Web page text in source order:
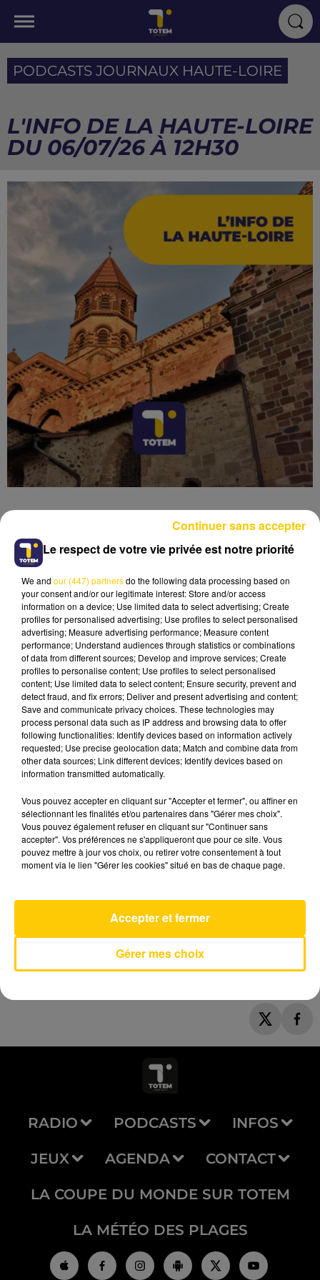
PODCASTS JOURNAUX HAUTE-LOIRE
L'INFO DE LA HAUTE-LOIRE
DU 06/07/26 À 12H30
6 juillet 2026 - 6 min 12 sec
L'INFO DE LA HAUTE-LOIRE DU
06/07/26 À 12H30
Ecoutez sur Totem l'information dans le Cantal,
le pays de Brioude et Issoire avec les reportages
de nos journalistes sur le terrain.
Elle A Les Yeux Revolver
MARC LAVOINE
RADIO PODCASTS INFOS
JEUX AGENDA CONTACT
LA COUPE DU MONDE SUR TOTEM
LA MÉTÉO DES PLAGES
Le respect de votre vie privée est notre priorité
We and our (447) partnersdo the following data processing based on
your consent and/or our legitimate interest: Store and/or access
information on a device; Use limited data to select advertising; Create
profiles for personalised advertising; Use profiles to select personalised
advertising; Measure advertising performance; Measure content
performance; Understand audiences through statistics or combinations
of data from different sources; Develop and improve services; Create
profiles to personalise content; Use profiles to select personalised
content; Use limited data to select content; Ensure security, prevent and
detect fraud, and fix errors; Deliver and present advertising and content;
Save and communicate privacy choices. These technologies may
process personal data such as IP address and browsing data to offer
following functionalities: Identify devices based on information actively
requested; Use precise geolocation data; Match and combine data from
other data sources; Link different devices; Identify devices based on
information transmitted automatically.
Vous pouvez accepter en cliquant sur "Accepter et fermer", ou affiner en
sélectionnant les finalités et/ou partenaires dans "Gérer mes choix".
Vous pouvez également refuser en cliquant sur "Continuer sans
accepter". Vos préférences ne s'appliqueront que pour ce site. Vous
pouvez mettre à jour vos choix, ou retirer votre consentement à tout
moment via le lien "Gérer les cookies" situé en bas de chaque page.
Gérer mes choix
Accepter et fermer
Continuer sans accepter